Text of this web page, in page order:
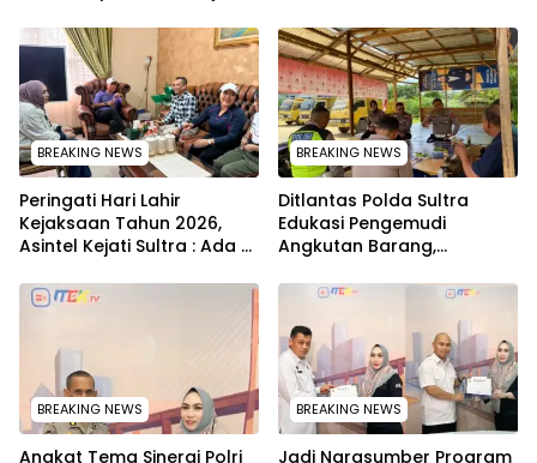
Dihentikan Sementara
BREAKING NEWS
Peringati Hari Lahir
Kejaksaan Tahun 2026,
Asintel Kejati Sultra : Ada
sampai Adhyaksa Run
BREAKING NEWS
Ditlantas Polda Sultra
Edukasi Pengemudi
Angkutan Barang,
Kendaraan Demi
BREAKING NEWS
Angkat Tema Sinergi Polri
BREAKING NEWS
Jadi Narasumber Program